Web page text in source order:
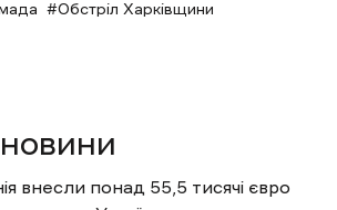
Обстріл Харківщини
внесли понад 55,5 тисячі євро